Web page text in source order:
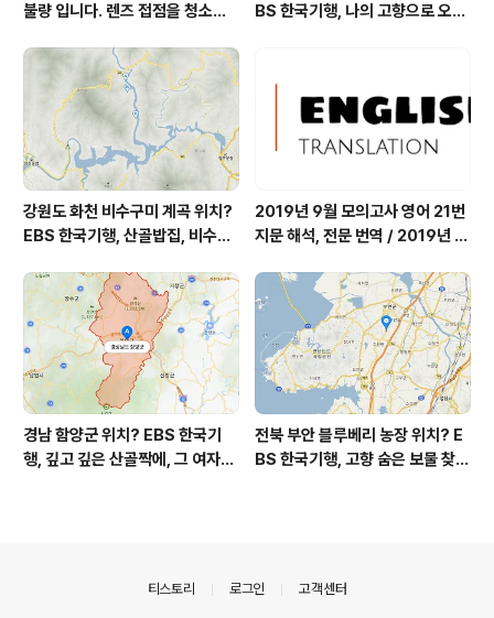
불량 입니다. 렌즈 접점을 청소하
BS 한국기행, 나의 고향으로 오라,
울' = 마을미술 너울, 캘리그래피
조덕현 씨 가가협동조합
강원도 화천 비수구미 계곡 위치?
EBS 한국기행, 산골밥집, 비수구
부 화천군 비수구미 낙타민박 어
디? / 강원도 화천군 가볼 만한 곳
비수구미 마을, 파로호
2019년 9월 모의고사 영어 21번
지문 해석, 전문 번역 / 2019년 9
역, 평가원 2019년 고3 9월 영어
영역 외국어영역 전문 해석, Engli
sh to Korean translation
경남 함양군 위치? EBS 한국기
행, 깊고 깊은 산골짝에, 그 여자의
전북 부안 블루베리 농장 위치? E
BS 한국기행, 고향 숨은 보물 찾
티스토리 로그인 고객센터